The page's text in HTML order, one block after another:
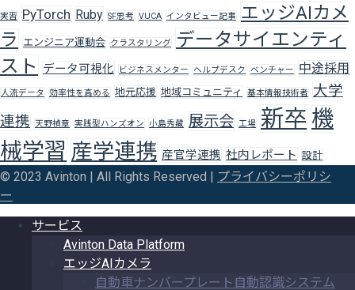
実習 PyTorch Ruby SF思考 VUCA インタビュー記事 エッジAIカメ
ラ
エンジニア運動会 クラスタリング
データサイエンティ
スト
データ可視化 ビジネスメンター ヘルプデスク ベンチャー 中途採用
人流データ 効率性を高める 地元応援 地域コミュニティ 基本情報技術者
大学
連携 天野禎章 実践型ハンズオン 小島秀藏 展示会 工場 新卒 機
械学習 産学連携 産官学連携 社内レポート 設計
© 2023 Avinton | All Rights Reserved | プライバシーポリシ
ー
サービス
Avinton Data Platform
エッジAIカメラ
自動車ナンバープレート自動認識システム